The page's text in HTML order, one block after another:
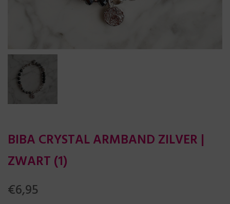
BIBA CRYSTAL ARMBAND ZILVER |
ZWART (1)
€6,95